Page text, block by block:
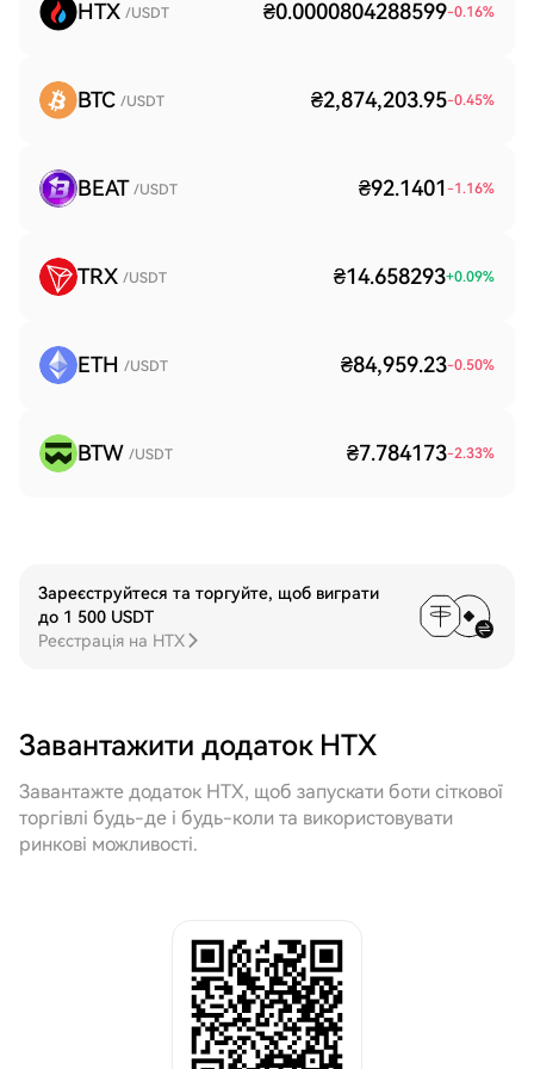
HTX /USDT ₴0.0000804288599-0.16%
BTC /USDT ₴2,874,203.95-0.45%
BEAT /USDT ₴92.1401 -1.16%
TRX /USDT ₴14.658293+0.09%
ETH /USDT ₴84,959.23-0.50%
BTW /USDT ₴7.784173-2.33%
Зареєструйтеся та торгуйте, щоб виграти
до 1 500 USDT
Реєстрація на HTX
Завантажити додаток HTX
Завантажте додаток HTX, щоб запускати боти сіткової
торгівлі будь-де і будь-коли та використовувати
ринкові можливості.